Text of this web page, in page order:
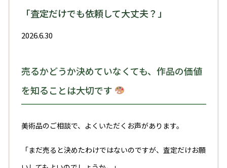
「査定だけでも依頼して大丈夫？」
2026.6.30
売るかどうか決めていなくても、作品の価値
を知ることは大切です
美術品のご相談で、よくいただくお声があります。
「まだ売ると決めたわけではないのですが、査定だけお願